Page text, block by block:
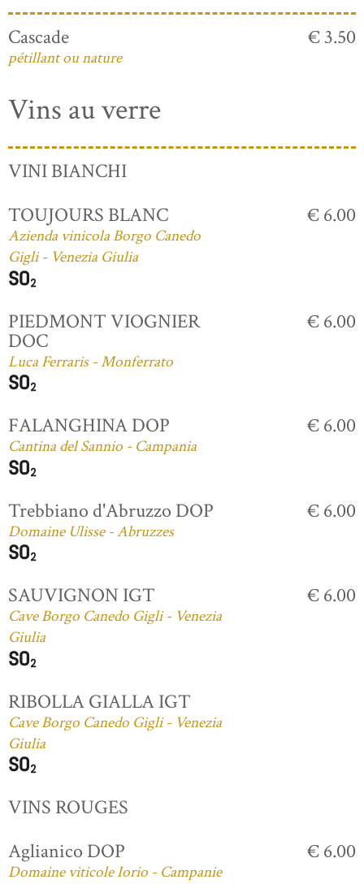
Cascade
pétillant ou nature
€ 3.50
Vins au verre
VINI BIANCHI
TOUJOURS BLANC
Azienda vinicola Borgo Canedo
Gigli - Venezia Giulia
€ 6.00
PIEDMONT VIOGNIER
DOC
Luca Ferraris - Monferrato
€ 6.00
FALANGHINA DOP
Cantina del Sannio - Campania
€ 6.00
Trebbiano d'Abruzzo DOP
Domaine Ulisse - Abruzzes
€ 6.00
SAUVIGNON IGT
Cave Borgo Canedo Gigli - Venezia
Giulia
€ 6.00
RIBOLLA GIALLA IGT
Cave Borgo Canedo Gigli - Venezia
Giulia
VINS ROUGES
Aglianico DOP
Domaine viticole Iorio - Campanie
€ 6.00